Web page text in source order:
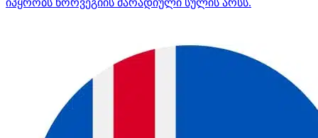
იპყრობს ნორვეგიის მარადიული სულის არსს.